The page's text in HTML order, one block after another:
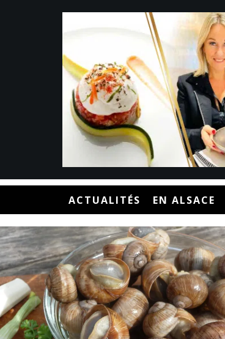
ACTUALITÉS EN ALSACE